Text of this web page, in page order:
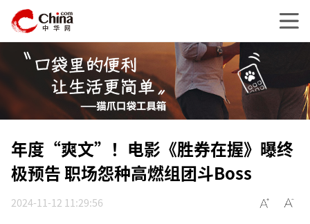
年度“爽文”！电影《胜券在握》曝终
极预告 职场怨种高燃组团斗Boss
2024-11-12 11:29:56